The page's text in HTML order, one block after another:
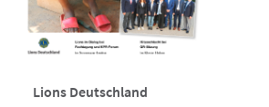
Lions Deutschland